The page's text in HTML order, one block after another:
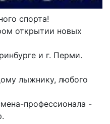
спорта!
открытии новых
и г. Перми.
лыжнику, любого
профессионала -